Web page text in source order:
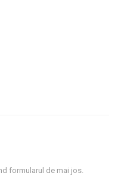
formularul de mai jos.